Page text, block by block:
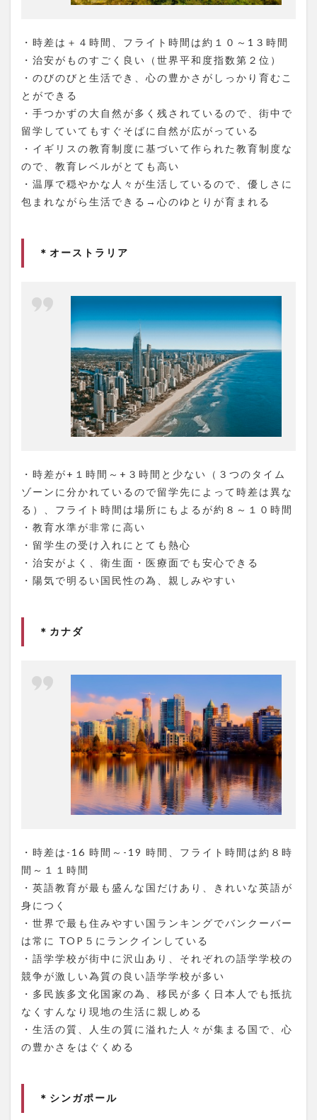
・時差は＋４時間、フライト時間は約１０～1３時間
・治安がものすごく良い（世界平和度指数第２位）
・のびのびと生活でき、心の豊かさがしっかり育むこ
とができる
・手つかずの大自然が多く残されているので、街中で
留学していてもすぐそばに自然が広がっている
・イギリスの教育制度に基づいて作られた教育制度な
ので、教育レベルがとても高い
・温厚で穏やかな人々が生活しているので、優しさに
包まれながら生活できる→心のゆとりが育まれる
＊オーストラリア
・時差が+１時間～+３時間と少ない（３つのタイム
ゾーンに分かれているので留学先によって時差は異な
る）、フライト時間は場所にもよるが約８～１０時間
・教育水準が非常に高い
・留学生の受け入れにとても熱心
・治安がよく、衛生面・医療面でも安心できる
・陽気で明るい国民性の為、親しみやすい
＊カナダ
・時差は-16 時間～-19 時間、フライト時間は約８時
間～１１時間
・英語教育が最も盛んな国だけあり、きれいな英語が
身につく
・世界で最も住みやすい国ランキングでバンクーバー
は常に TOP５にランクインしている
・語学学校が街中に沢山あり、それぞれの語学学校の
競争が激しい為質の良い語学学校が多い
・多民族多文化国家の為、移民が多く日本人でも抵抗
なくすんなり現地の生活に親しめる
・生活の質、人生の質に溢れた人々が集まる国で、心
の豊かさをはぐくめる
＊シンガポール